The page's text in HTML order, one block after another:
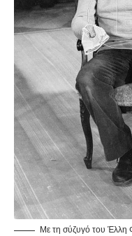
Με τη σύζυγό του Έλλη